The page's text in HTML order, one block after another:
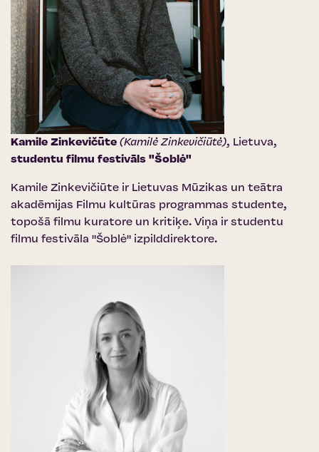
Kamile Zinkevičūte (Kamilė Zinkevičiūtė), Lietuva,
studentu filmu festivāls "Šoblė"
Kamile Zinkevičiūte ir Lietuvas Mūzikas un teātra
akadēmijas Filmu kultūras programmas studente,
topošā filmu kuratore un kritiķe. Viņa ir studentu
filmu festivāla "Šoblė" izpilddirektore.